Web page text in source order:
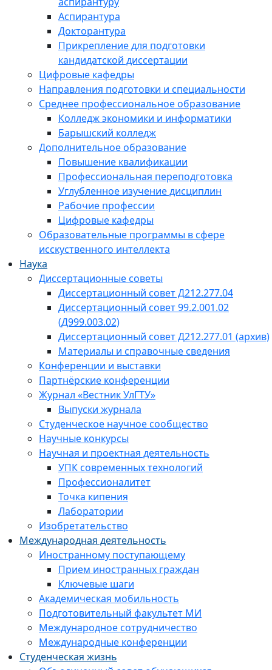
Аспирантура
Докторантура
Прикрепление для подготовки
кандидатской диссертации
Цифровые кафедры
Направления подготовки и специальности
Среднее профессиональное образование
Колледж экономики и информатики
Барышский колледж
Дополнительное образование
Повышение квалификации
Профессиональная переподготовка
Углубленное изучение дисциплин
Рабочие профессии
Цифровые кафедры
Образовательные программы в сфере
исскуственного интеллекта
Наука
Диссертационные советы
Диссертационный совет Д212.277.04
Диссертационный совет 99.2.001.02
(Д999.003.02)
Диссертационный совет Д212.277.01 (архив)
Материалы и справочные сведения
Конференции и выставки
Партнёрские конференции
Журнал «Вестник УлГТУ»
Выпуски журнала
Студенческое научное сообщество
Научные конкурсы
Научная и проектная деятельность
УПК современных технологий
Профессионалитет
Точка кипения
Лаборатории
Изобретательство
Международная деятельность
Иностранному поступающему
Прием иностранных граждан
Ключевые шаги
Академическая мобильность
Подготовительный факультет МИ
Международное сотрудничество
Международные конференции
Студенческая жизнь